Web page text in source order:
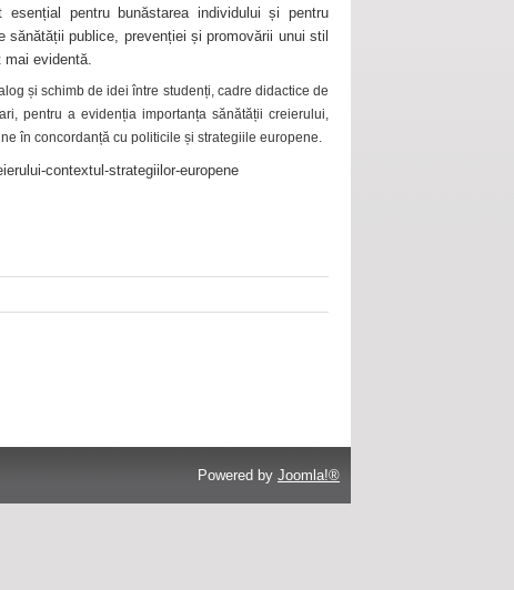
pentru bunăstarea individului și pentru
publice, prevenției și promovării unui stil
mai evidentă.
și schimb de idei între studenți, cadre didactice de
pentru a evidenția importanța sănătății creierului,
în concordanță cu politicile și strategiile europene.
contextul-strategiilor-europene
Powered by Joomla!®